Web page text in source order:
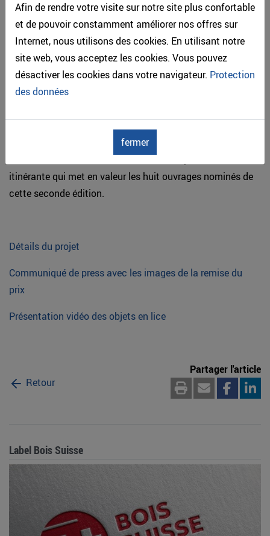
Afin de rendre votre visite sur notre site plus confortable
et de pouvoir constamment améliorer nos offres sur
Internet, nous utilisons des cookies. En utilisant notre
site web, vous acceptez les cookies. Vous pouvez
désactiver les cookies dans votre navigateur. Protection
des données
fermer
Conformément aux statuts du Prix International
Architecture Bois, les revues spécialisées qui constituent
le jury (Bulletin bois - Lignum, Wood Design & Building
Magazine, Séquences Bois, PUU, Mikado et Trä!)
s’engagent à publier cet ouvrage dans le courant de
soir dans le cadre de l’assemblée plénière du Forum
itinérante qui met en valeur les huit ouvrages nominés de
cette seconde édition.
Détails du projet
Communiqué de press avec les images de la remise du
prix
Présentation vidéo des objets en lice
Retour
Partager l'article
Label Bois Suisse